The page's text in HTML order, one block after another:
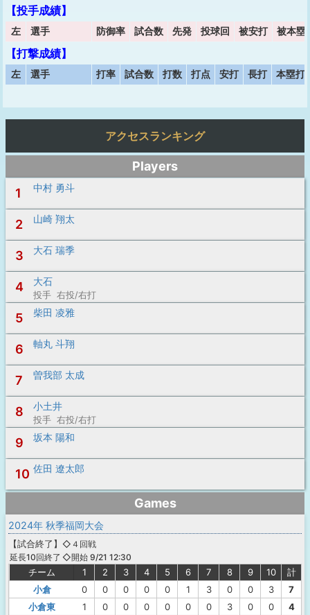
【投手成績】
左 選手 防御率 試合数 先発 投球回 被安打 被本塁
【打撃成績】
左 選手 打率 試合数 打数 打点 安打 長打 本塁打
アクセスランキング
Players
1
中村 勇斗
2 山崎 翔太
3 大石 瑞季
4 大石
投手 右投/右打
5 柴田 凌雅
6 軸丸 斗翔
7 曽我部 太成
8 小土井
投手 右投/右打
9 坂本 陽和
10 佐田 遼太郎
Games
2024年 秋季福岡大会
【試合終了 】
延長10回終了
◇４回戦
◇開始 9/21 12:30
チーム 1 2 3 4 5 6 7 8 9 10
計
小倉
0 0 0 0 0 1 3 0 0 3
7
小倉東
1 0 0 0 0 0 0 3 0 0 4